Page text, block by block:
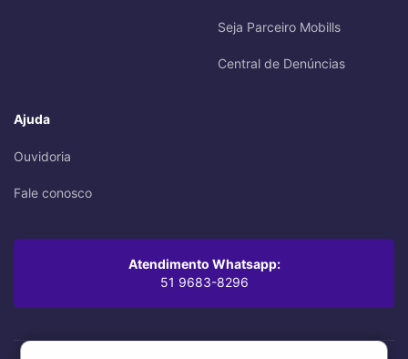
Seja Parceiro Mobills
Central de Denúncias
Ajuda
Ouvidoria
Fale conosco
Atendimento Whatsapp:
51 9683-8296